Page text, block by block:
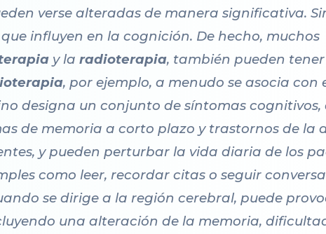
verse alteradas de manera significativa.
influyen en la cognición. De hecho, muchos
y laradioterapia, también pueden
, por ejemplo, a menudo se asocia con
designa un conjunto de síntomas cognitivos,
de memoria a corto plazo y trastornos de la
y pueden perturbar la vida diaria de los
como leer, recordar citas o seguir
se dirige a la región cerebral, puede
una alteración de la memoria,